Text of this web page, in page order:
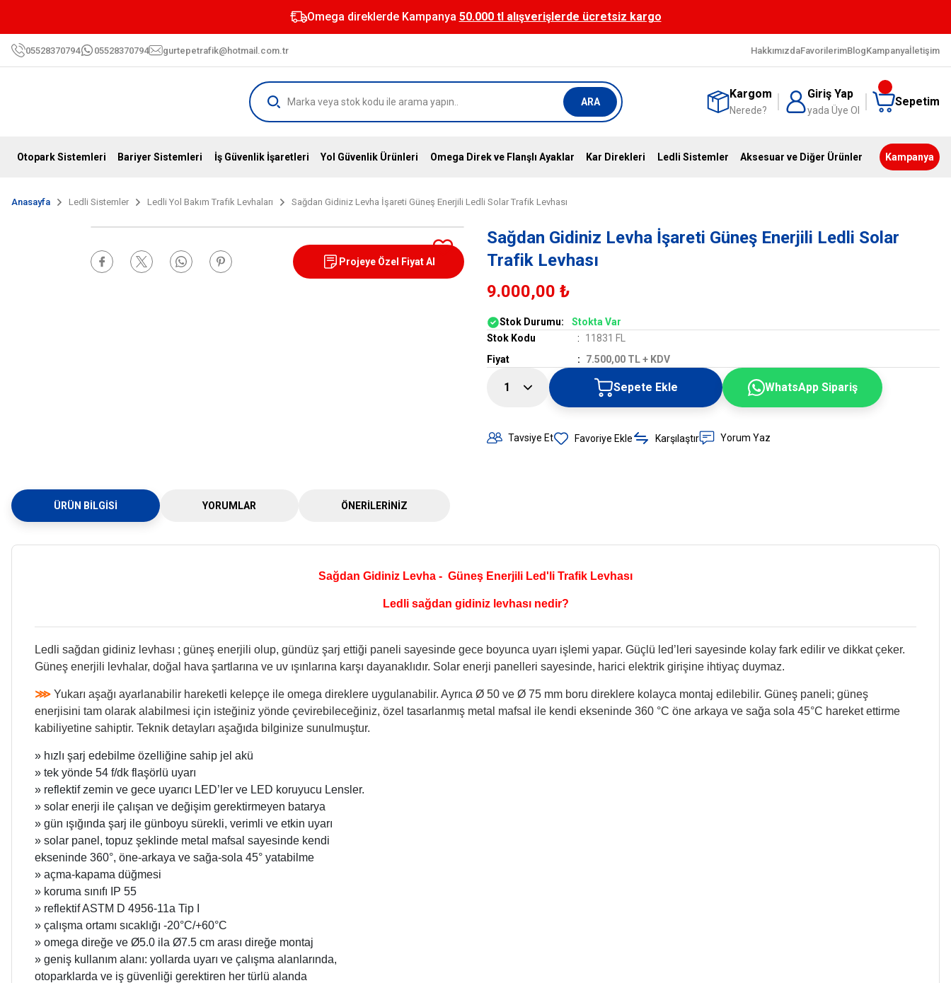
Omega direklerde Kampanya 50.000 tl alışverişlerde ücretsiz kargo
05528370794 05528370794 gurtepetrafik@hotmail.com.tr HakkımızdaFavorilerimBlogKampanyaİletişim
ARA
Kargom
Nerede?
Giriş Yap
yada Üye Ol
Sepetim
Otopark Sistemleri Bariyer Sistemleri İş Güvenlik İşaretleri Yol Güvenlik Ürünleri Omega Direk ve Flanşlı Ayaklar Kar Direkleri Ledli Sistemler Aksesuar ve Diğer Ürünler Kampanya
Anasayfa Ledli Sistemler Ledli Yol Bakım Trafik Levhaları Sağdan Gidiniz Levha İşareti Güneş Enerjili Ledli Solar Trafik Levhası
Projeye Özel Fiyat Al
Sağdan Gidiniz Levha İşareti Güneş Enerjili Ledli Solar
Trafik Levhası
9.000,00 ₺
Stok Durumu:
Stokta Var
Stok Kodu
11831 FL
Fiyat
7.500,00 TL + KDV
Sepete Ekle WhatsApp Sipariş
Tavsiye Et Karşılaştır Yorum Yaz
ÜRÜN BILGISI YORUMLAR ÖNERILERINIZ
Sağdan Gidiniz Levha - Güneş Enerjili Led'li Trafik Levhası
Ledli sağdan gidiniz levhası nedir?
Ledli sağdan gidiniz levhası ; güneş enerjili olup, gündüz şarj ettiği paneli sayesinde gece boyunca uyarı işlemi yapar. Güçlü led’leri sayesinde kolay fark edilir ve dikkat çeker.
Güneş enerjili levhalar, doğal hava şartlarına ve uv ışınlarına karşı dayanaklıdır. Solar enerji panelleri sayesinde, harici elektrik girişine ihtiyaç duymaz.
⋙ Yukarı aşağı ayarlanabilir hareketli kelepçe ile omega direklere uygulanabilir. Ayrıca Ø 50 ve Ø 75 mm boru direklere kolayca montaj edilebilir. Güneş paneli; güneş
enerjisini tam olarak alabilmesi için isteğiniz yönde çevirebileceğiniz, özel tasarlanmış metal mafsal ile kendi ekseninde 360 °C öne arkaya ve sağa sola 45°C hareket ettirme
kabiliyetine sahiptir. Teknik detayları aşağıda bilginize sunulmuştur.
» hızlı şarj edebilme özelliğine sahip jel akü
» tek yönde 54 f/dk flaşörlü uyarı
» reflektif zemin ve gece uyarıcı LED’ler ve LED koruyucu Lensler.
» solar enerji ile çalışan ve değişim gerektirmeyen batarya
» gün ışığında şarj ile günboyu sürekli, verimli ve etkin uyarı
» solar panel, topuz şeklinde metal mafsal sayesinde kendi
ekseninde 360°, öne-arkaya ve sağa-sola 45° yatabilme
» açma-kapama düğmesi
» koruma sınıfı IP 55
» reflektif ASTM D 4956-11a Tip I
» çalışma ortamı sıcaklığı -20°C/+60°C
» omega direğe ve Ø5.0 ila Ø7.5 cm arası direğe montaj
» geniş kullanım alanı: yollarda uyarı ve çalışma alanlarında,
otoparklarda ve iş güvenliği gerektiren her türlü alanda